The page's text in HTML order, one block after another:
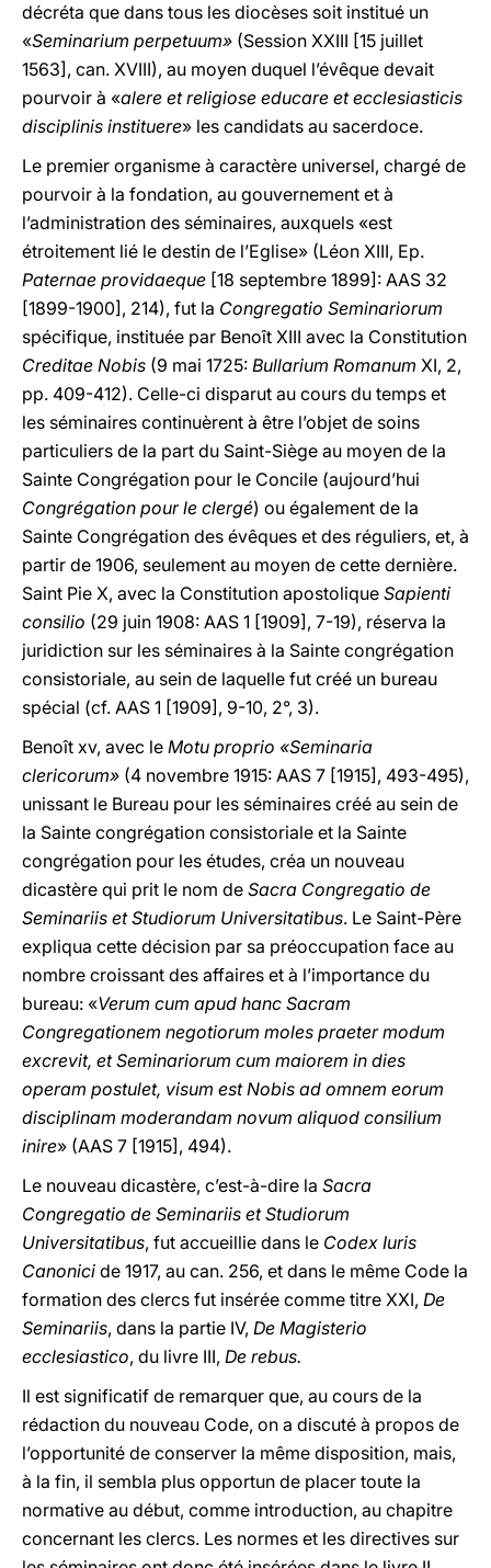
décréta que dans tous les diocèses soit institué un
«Seminarium perpetuum» (Session XXIII [15 juillet
1563], can. XVIII), au moyen duquel l’évêque devait
pourvoir à «alere et religiose educare et ecclesiasticis
disciplinis instituere» les candidats au sacerdoce.
Le premier organisme à caractère universel, chargé de
pourvoir à la fondation, au gouvernement et à
l’administration des séminaires, auxquels «est
étroitement lié le destin de l’Eglise» (Léon XIII, Ep.
Paternae providaeque [18 septembre 1899]: AAS 32
[1899-1900], 214), fut la Congregatio Seminariorum
spécifique, instituée par Benoît XIII avec la Constitution
Creditae Nobis (9 mai 1725: Bullarium Romanum XI, 2,
pp. 409-412). Celle-ci disparut au cours du temps et
les séminaires continuèrent à être l’objet de soins
particuliers de la part du Saint-Siège au moyen de la
Sainte Congrégation pour le Concile (aujourd’hui
Congrégation pour le clergé) ou également de la
Sainte Congrégation des évêques et des réguliers, et, à
partir de 1906, seulement au moyen de cette dernière.
Saint Pie X, avec la Constitution apostolique Sapienti
consilio (29 juin 1908: AAS 1 [1909], 7-19), réserva la
juridiction sur les séminaires à la Sainte congrégation
consistoriale, au sein de laquelle fut créé un bureau
spécial (cf. AAS 1 [1909], 9-10, 2°, 3).
Benoît xv, avec le Motu proprio «Seminaria
clericorum» (4 novembre 1915: AAS 7 [1915], 493-495),
unissant le Bureau pour les séminaires créé au sein de
la Sainte congrégation consistoriale et la Sainte
congrégation pour les études, créa un nouveau
dicastère qui prit le nom de Sacra Congregatio de
Seminariis et Studiorum Universitatibus. Le Saint-Père
expliqua cette décision par sa préoccupation face au
nombre croissant des affaires et à l’importance du
bureau: «Verum cum apud hanc Sacram
Congregationem negotiorum moles praeter modum
excrevit, et Seminariorum cum maiorem in dies
operam postulet, visum est Nobis ad omnem eorum
disciplinam moderandam novum aliquod consilium
inire» (AAS 7 [1915], 494).
Le nouveau dicastère, c’est-à-dire la Sacra
Congregatio de Seminariis et Studiorum
Universitatibus, fut accueillie dans le Codex Iuris
Canonici de 1917, au can. 256, et dans le même Code la
formation des clercs fut insérée comme titre XXI, De
Seminariis, dans la partie IV, De Magisterio
ecclesiastico, du livre III, De rebus.
Il est significatif de remarquer que, au cours de la
rédaction du nouveau Code, on a discuté à propos de
l’opportunité de conserver la même disposition, mais,
à la fin, il sembla plus opportun de placer toute la
normative au début, comme introduction, au chapitre
concernant les clercs. Les normes et les directives sur